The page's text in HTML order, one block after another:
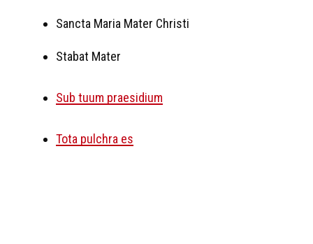
Sancta Maria Mater Christi
Stabat Mater
Sub tuum praesidium
Tota pulchra es